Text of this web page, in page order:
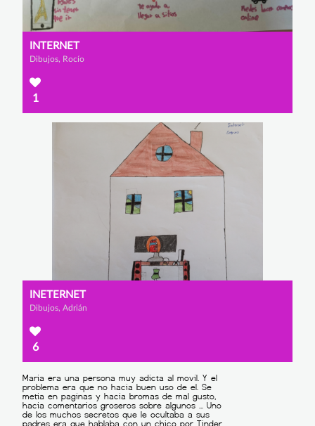
INTERNET
Dibujos, Rocío
1
INETERNET
Dibujos, Adrián
6